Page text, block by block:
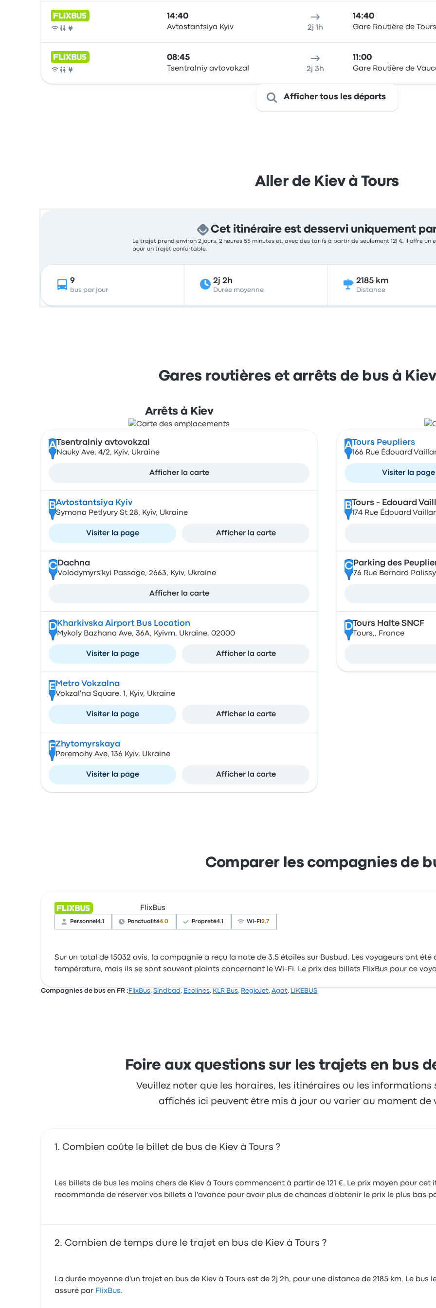
Bus
14:40
Avtostantsiya Kyiv 2j 1h
14:40
Gare Routière de Tours
Bus
08:45
Tsentralniy avtovokzal 2j 3h
11:00
Gare Routière de
Afficher tous les départs
Aller de Kiev à Tours
Cet itinéraire est desservi uniquement
Le trajet prend environ 2 jours, 2 heures 55 minutes et, avec des tarifs à partir de seulement 121 €, il offre
pour un trajet confortable.
9
bus par jour
2j 2h
Durée moyenne
2185 km
Distance
Gares routières et arrêts de bus à
Arrêts à Kiev
A Tsentralniy avtovokzal
Nauky Ave, 4/2, Kyiv, Ukraine
Afficher la carte
BAvtostantsiya Kyiv
Symona Petlyury St 28, Kyiv, Ukraine
Visiter la page Afficher la carte
CDachna
Volodymyrs'kyi Passage, 2663, Kyiv, Ukraine
Afficher la carte
DKharkivska Airport Bus Location
Mykoly Bazhana Ave, 36А, Kyivm, Ukraine, 02000
Visiter la page Afficher la carte
E Metro Vokzalna
Vokzal'na Square, 1, Kyiv, Ukraine
Visiter la page Afficher la carte
FZhytomyrskaya
Peremohy Ave, 136 Kyiv, Ukraine
Visiter la page Afficher la carte
A Tours Peupliers
166 Rue Édouard
Visiter la page
B Tours - Edouard
174 Rue Édouard
CParking des
76 Rue Bernard
DTours Halte SNCF
Tours,, France
Comparer les compagnies de
FlixBus
Personnel 4.1 Ponctualité4.0 Propreté4.1 Wi-Fi2.7
Sur un total de 15032 avis, la compagnie a reçu la note de 3.5 étoiles sur Busbud. Les voyageurs ont
température, mais ils se sont souvent plaints concernant le Wi-Fi. Le prix des billets FlixBus pour ce
Compagnies de bus en FR : FlixBus, Sindbad , Ecolines, KLR Bus, RegioJet, Agat, LIKEBUS
Foire aux questions sur les trajets en bus
Veuillez noter que les horaires, les itinéraires ou les informations
affichés ici peuvent être mis à jour ou varier au moment de
Combien coûte le billet de bus de Kiev à Tours ?
Les billets de bus les moins chers de Kiev à Tours commencent à partir de 121 €. Le prix moyen pour cet
recommande de réserver vos billets à l'avance pour avoir plus de chances d'obtenir le prix le plus bas
Combien de temps dure le trajet en bus de Kiev à Tours ?
La durée moyenne d'un trajet en bus de Kiev à Tours est de 2j 2h, pour une distance de 2185 km. Le bus
assuré par FlixBus.